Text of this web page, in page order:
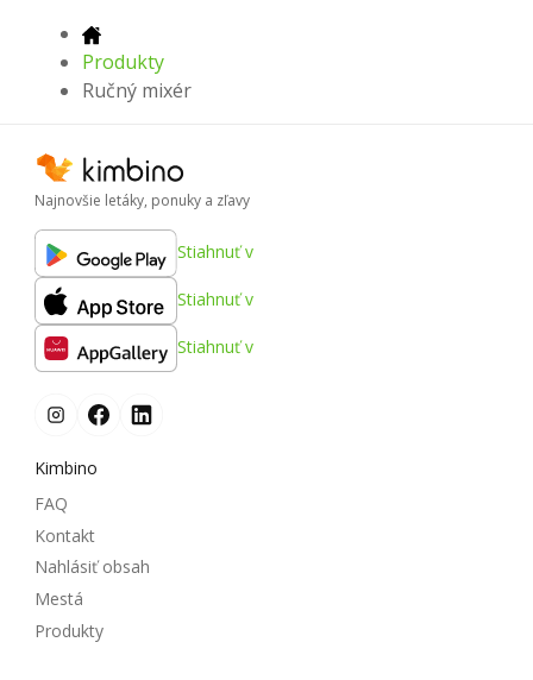
Produkty
Ručný mixér
Najnovšie letáky, ponuky a zľavy
Stiahnuť v
Stiahnuť v
Stiahnuť v
Kimbino
FAQ
Kontakt
Nahlásiť obsah
Mestá
Produkty